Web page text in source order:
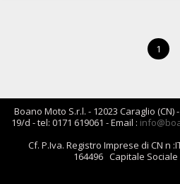
1
Boano Moto S.r.l. - 12023 Caraglio
19/d - tel: 0171 619061 - Email :
Cf. P.Iva. Registro Imprese di CN n
164496 Capitale Sociale